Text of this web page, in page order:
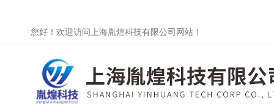
您好！欢迎访问上海胤煌科技有限公司网站！